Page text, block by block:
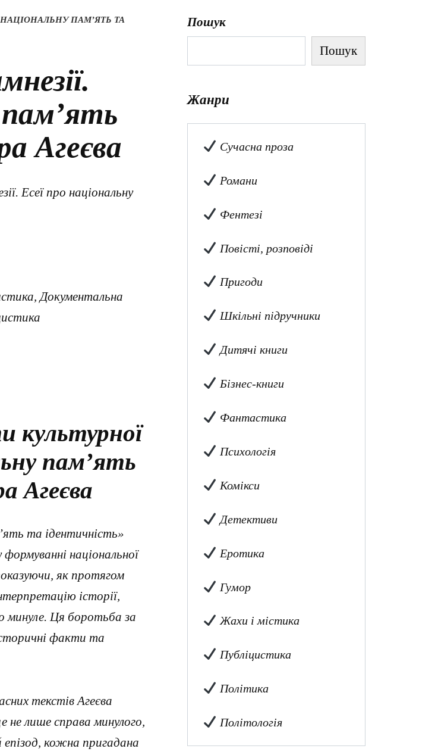
ПАМ’ЯТЬ ТА
пам’ять
Агеєва
Есеї про національну
Документальна
культурної
пам’ять
Агеєва
та ідентичність»
національної
як протягом
історії,
минуле. Ця боротьба за
факти та
текстів Агеєва
не лише справа минулого,
кожна пригадана
Пошук
Пошук
Жанри
Сучасна проза
Романи
Фентезі
Повісті, розповіді
Пригоди
Шкільні підручники
Дитячі книги
Бізнес-книги
Фантастика
Психологія
Комікси
Детективи
Еротика
Гумор
Жахи і містика
Публіцистика
Політика
Політологія